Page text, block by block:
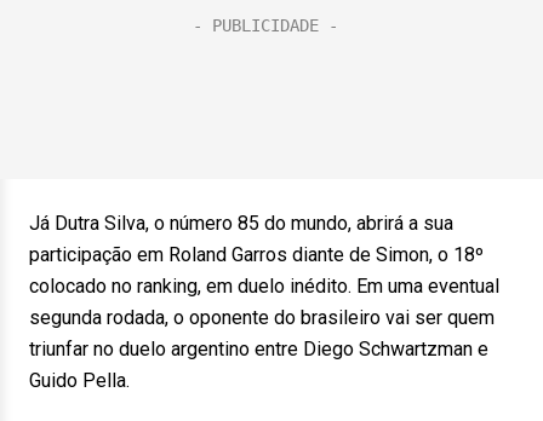
Já Dutra Silva, o número 85 do mundo, abrirá a sua
participação em Roland Garros diante de Simon, o 18º
colocado no ranking, em duelo inédito. Em uma eventual
segunda rodada, o oponente do brasileiro vai ser quem
triunfar no duelo argentino entre Diego Schwartzman e
Guido Pella.